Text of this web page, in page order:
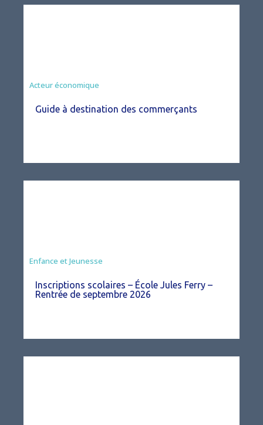
Acteur économique
Guide à destination des commerçants
Enfance et Jeunesse
Inscriptions scolaires – École Jules Ferry –
Rentrée de septembre 2026